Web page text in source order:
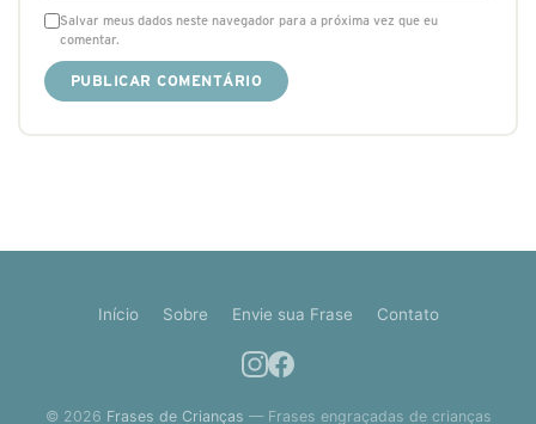
Salvar meus dados neste navegador para a próxima vez que eu
comentar.
Início Sobre Envie sua Frase Contato
© 2026 Frases de Crianças — Frases engraçadas de crianças